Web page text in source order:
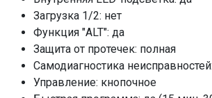
Шланг заливной/сливной
ПРОМО Скидка
Загрузка 1/2: нет
Функция "ALT": да
Защита от протечек: полная
Самодиагностика
Управление: кнопочное